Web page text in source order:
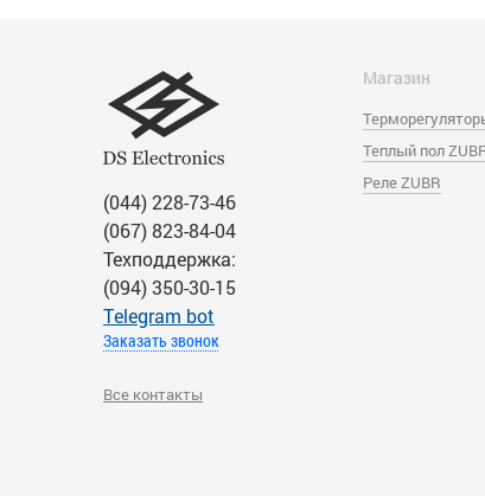
(044) 228-73-46
(067) 823-84-04
Техподдержка:
(094) 350-30-15
Тelegram bot
Заказать звонок
Все контакты
Магазин
Теплый пол
Реле ZUBR